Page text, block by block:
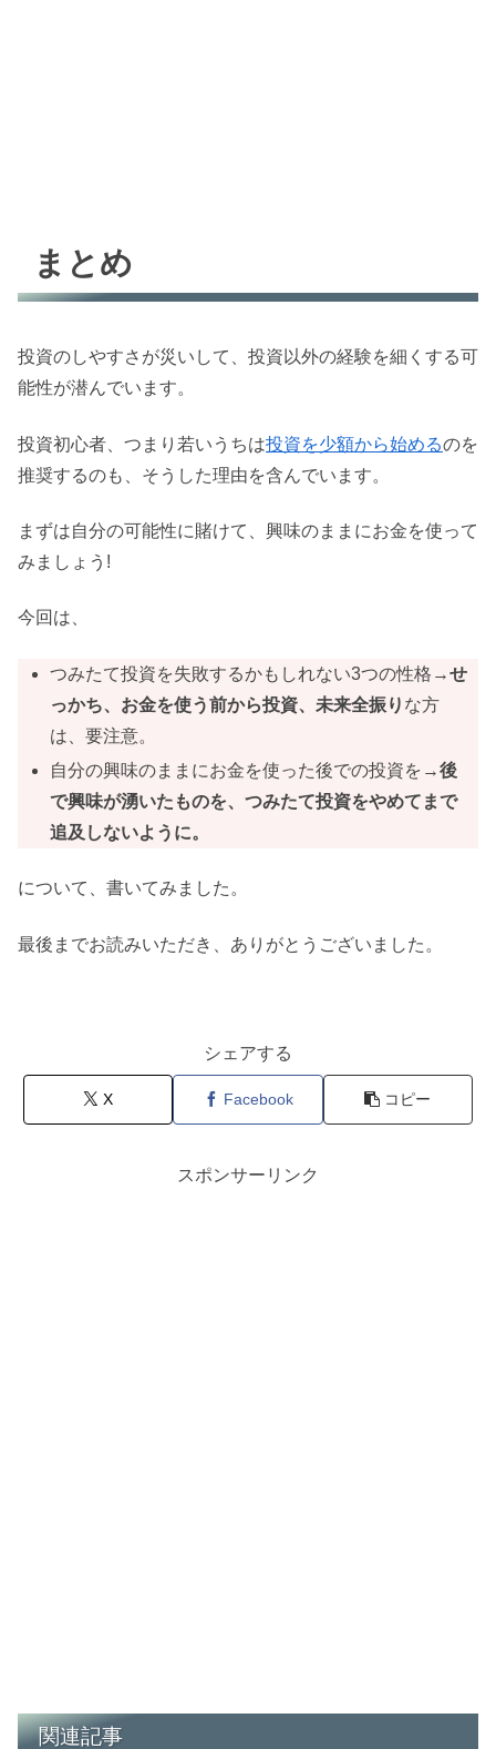
まとめ
投資のしやすさが災いして、投資以外の経験を細くする可
能性が潜んでいます。
投資初心者、つまり若いうちは投資を少額から始めるのを
推奨するのも、そうした理由を含んでいます。
まずは自分の可能性に賭けて、興味のままにお金を使って
みましょう!
今回は、
つみたて投資を失敗するかもしれない3つの性格→せ
っかち、お金を使う前から投資、未来全振り な方
は、要注意。
自分の興味のままにお金を使った後での投資を→後
で興味が湧いたものを、つみたて投資をやめてまで
追及しないように。
について、書いてみました。
最後までお読みいただき、ありがとうございました。
シェアする
X Facebook コピー
スポンサーリンク
関連記事